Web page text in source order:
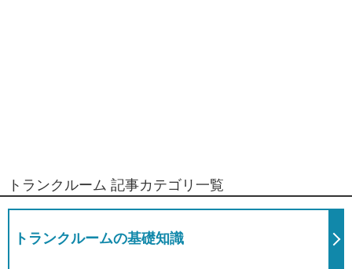
トランクルーム 記事カテゴリ一覧
トランクルームの基礎知識